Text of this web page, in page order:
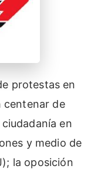
protestas en
centenar de
en
y medio de
la oposición